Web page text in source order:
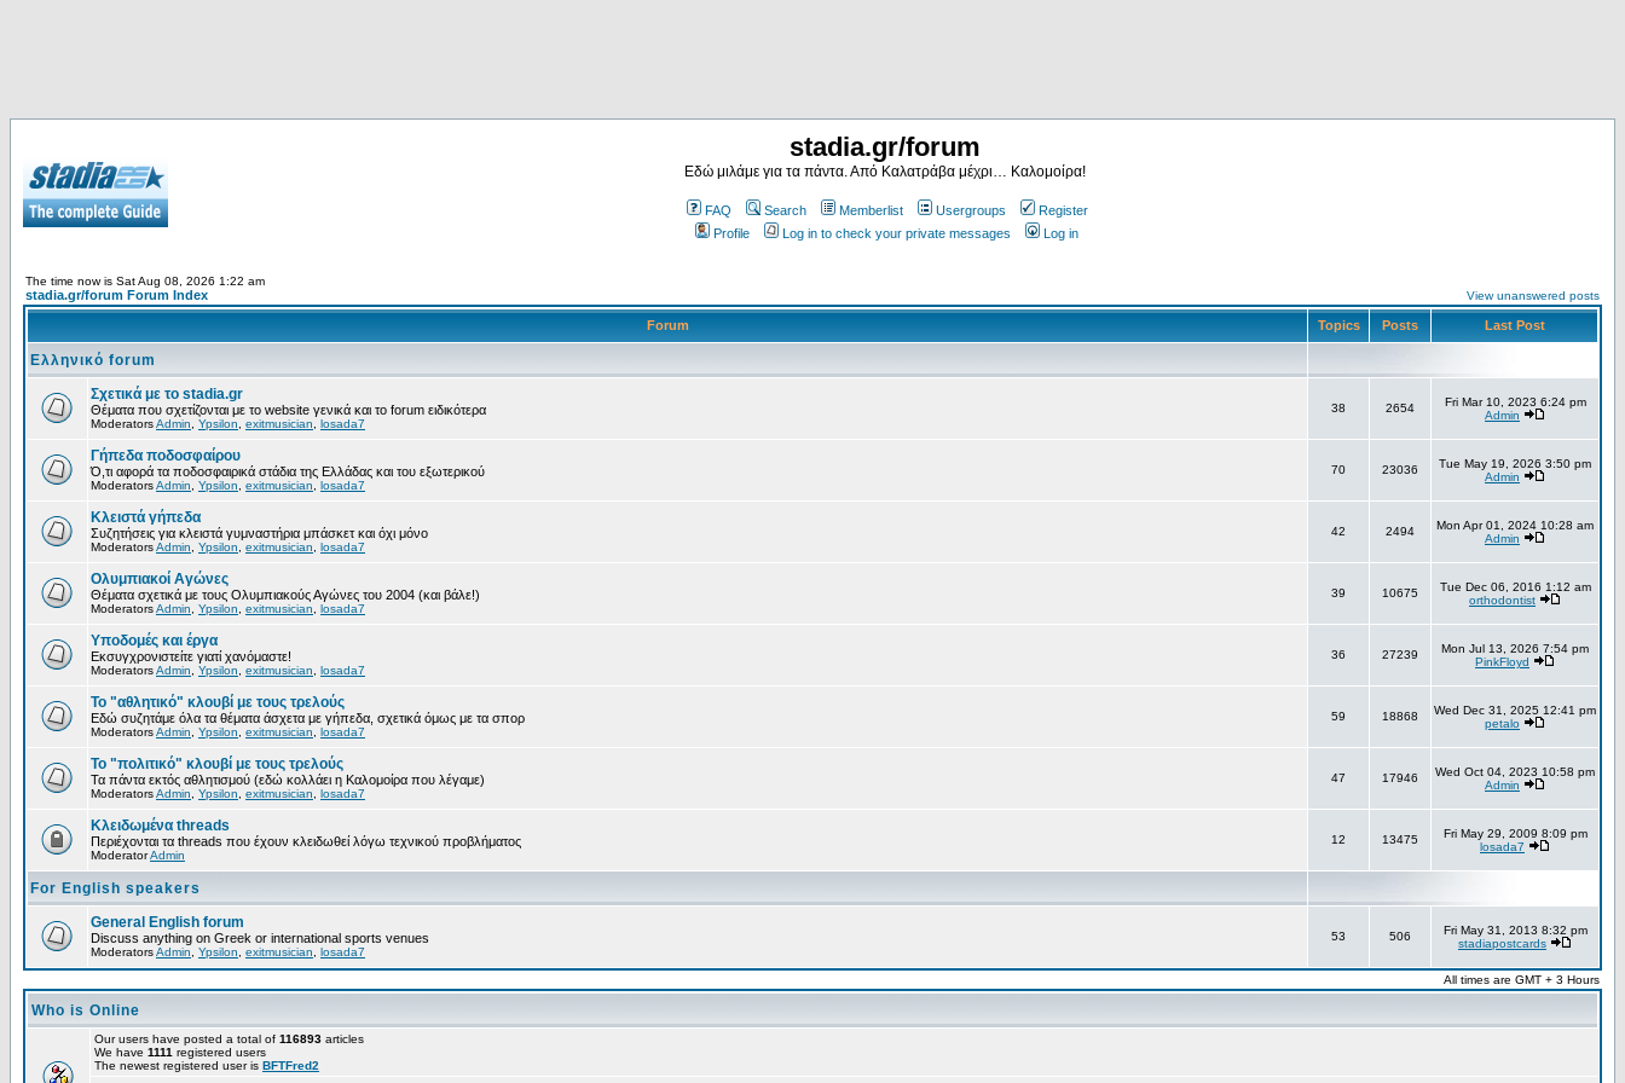
stadia.gr/forum
Εδώ μιλάμε για τα πάντα. Από Καλατράβα μέχρι… Καλομοίρα!
FAQ Search Memberlist Usergroups
Register
Profile
Log in to check your private messages Log in
The time now is Sat Aug 08, 2026 1:22 am
stadia.gr/forum Forum Index View unanswered posts
Forum Topics Posts Last Post
Ελληνικό forum
Σχετικά με το stadia.gr
Θέματα που σχετίζονται με το website γενικά και το forum ειδικότερα
ModeratorsAdmin Ypsilon exitmusician losada7
38 2654
Fri Mar 10, 2023 6:24 pm
Admin
Γήπεδα ποδοσφαίρου
Ό,τι αφορά τα ποδοσφαιρικά στάδια της Ελλάδας και του εξωτερικού
ModeratorsAdmin Ypsilon exitmusician losada7
70 23036
Tue May 19, 2026 3:50 pm
Admin
Κλειστά γήπεδα
Συζητήσεις για κλειστά γυμναστήρια μπάσκετ και όχι μόνο
ModeratorsAdmin Ypsilon exitmusician losada7
42 2494
Mon Apr 01, 2024 10:28 am
Admin
Ολυμπιακοί Αγώνες
Θέματα σχετικά με τους Ολυμπιακούς Αγώνες του 2004 (και βάλε!)
ModeratorsAdmin Ypsilon exitmusician losada7
39 10675
Tue Dec 06, 2016 1:12 am
orthodontist
Υποδομές και έργα
Εκσυγχρονιστείτε γιατί χανόμαστε!
ModeratorsAdmin Ypsilon exitmusician losada7
36 27239
Mon Jul 13, 2026 7:54 pm
PinkFloyd
Το "αθλητικό" κλουβί με τους τρελούς
Εδώ συζητάμε όλα τα θέματα άσχετα με γήπεδα, σχετικά όμως με τα σπορ
ModeratorsAdmin Ypsilon exitmusician losada7
59 18868
Wed Dec 31, 2025 12:41 pm
petalo
Το "πολιτικό" κλουβί με τους τρελούς
Τα πάντα εκτός αθλητισμού (εδώ κολλάει η Καλομοίρα που λέγαμε)
ModeratorsAdmin Ypsilon exitmusician losada7
47 17946
Wed Oct 04, 2023 10:58 pm
Admin
Κλειδωμένα threads
Περιέχονται τα threads που έχουν κλειδωθεί λόγω τεχνικού προβλήματος
ModeratorAdmin
12 13475
Fri May 29, 2009 8:09 pm
losada7
For English speakers
General English forum
Discuss anything on Greek or international sports venues
ModeratorsAdmin Ypsilon exitmusician losada7
53 506
Fri May 31, 2013 8:32 pm
stadiapostcards
All times are GMT + 3 Hours
Who is Online
Our users have posted a total of 116893 articles
We have 1111 registered users
The newest registered user is BFTFred2